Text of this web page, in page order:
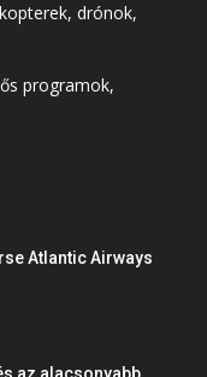
drónok,
programok,
Atlantic Airways